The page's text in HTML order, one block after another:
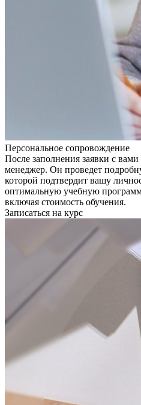
Персональное сопровождение
После заполнения заявки с
менеджер. Он проведет
которой подтвердит вашу
оптимальную учебную
включая стоимость обучения.
Записаться на курс